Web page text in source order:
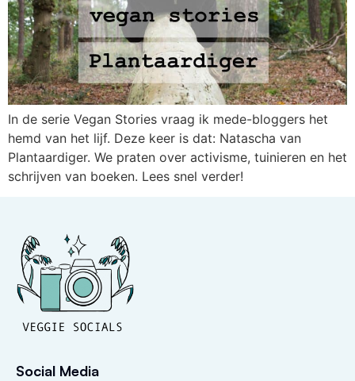
In de serie Vegan Stories vraag ik mede-bloggers het
hemd van het lijf. Deze keer is dat: Natascha van
Plantaardiger. We praten over activisme, tuinieren en het
schrijven van boeken. Lees snel verder!
Social Media